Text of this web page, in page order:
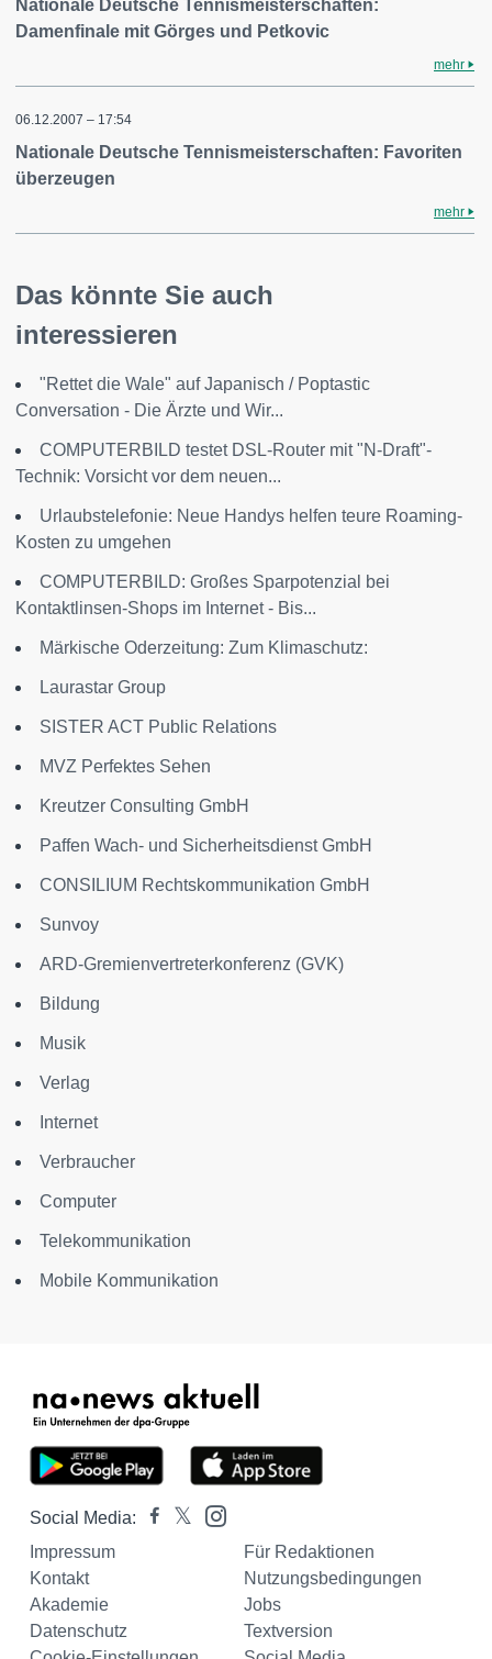
Nationale Deutsche Tennismeisterschaften:
Damenfinale mit Görges und Petkovic
mehr
06.12.2007 – 17:54
Nationale Deutsche Tennismeisterschaften: Favoriten
überzeugen
mehr
Das könnte Sie auch
interessieren
"Rettet die Wale" auf Japanisch / Poptastic
Conversation - Die Ärzte und Wir...
COMPUTERBILD testet DSL-Router mit "N-Draft"-
Technik: Vorsicht vor dem neuen...
Urlaubstelefonie: Neue Handys helfen teure Roaming-
Kosten zu umgehen
COMPUTERBILD: Großes Sparpotenzial bei
Kontaktlinsen-Shops im Internet - Bis...
Märkische Oderzeitung: Zum Klimaschutz:
Laurastar Group
SISTER ACT Public Relations
MVZ Perfektes Sehen
Kreutzer Consulting GmbH
Paffen Wach- und Sicherheitsdienst GmbH
CONSILIUM Rechtskommunikation GmbH
Sunvoy
ARD-Gremienvertreterkonferenz (GVK)
Bildung
Musik
Verlag
Internet
Verbraucher
Computer
Telekommunikation
Mobile Kommunikation
Social Media:
Impressum
Für Redaktionen
Kontakt
Nutzungsbedingungen
Akademie
Jobs
Datenschutz
Textversion